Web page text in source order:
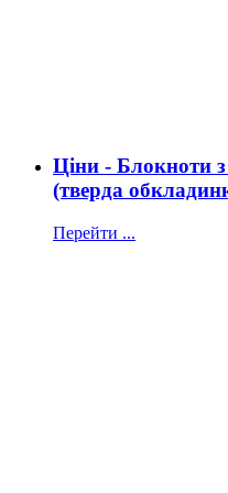
Ціни - Блокноти
(тверда
Перейти ...